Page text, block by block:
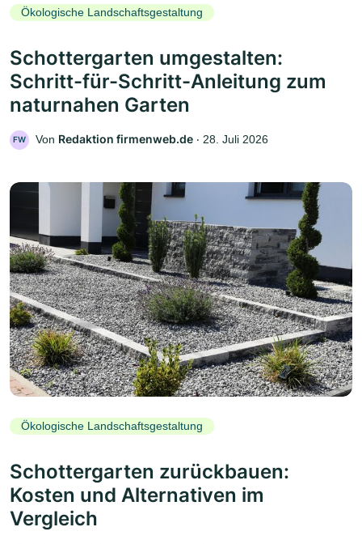
Ökologische Landschaftsgestaltung
Schottergarten umgestalten:
Schritt-für-Schritt-Anleitung zum
naturnahen Garten
FW Von Redaktion firmenweb.de ‧ 28. Juli 2026
Ökologische Landschaftsgestaltung
Schottergarten zurückbauen:
Kosten und Alternativen im
Vergleich